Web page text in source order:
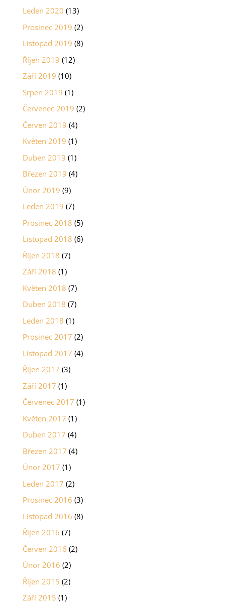
Leden 2020 (13)
Prosinec 2019 (2)
Listopad 2019 (8)
Říjen 2019 (12)
Září 2019 (10)
Srpen 2019 (1)
Červenec 2019 (2)
Červen 2019 (4)
Květen 2019 (1)
Duben 2019 (1)
Březen 2019 (4)
Únor 2019 (9)
Leden 2019 (7)
Prosinec 2018 (5)
Listopad 2018 (6)
Říjen 2018 (7)
Září 2018 (1)
Květen 2018 (7)
Duben 2018 (7)
Leden 2018 (1)
Prosinec 2017 (2)
Listopad 2017 (4)
Říjen 2017 (3)
Září 2017 (1)
Červenec 2017 (1)
Květen 2017 (1)
Duben 2017 (4)
Březen 2017 (4)
Únor 2017 (1)
Leden 2017 (2)
Prosinec 2016 (3)
Listopad 2016 (8)
Říjen 2016 (7)
Červen 2016 (2)
Únor 2016 (2)
Říjen 2015 (2)
Září 2015 (1)